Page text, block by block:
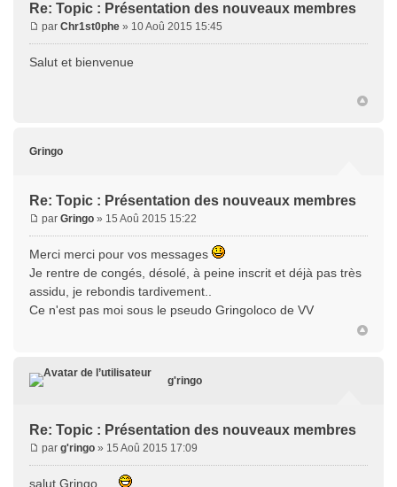
Re: Topic : Présentation des nouveaux membres
par Chr1st0phe » 10 Aoû 2015 15:45
Salut et bienvenue
Gringo
Re: Topic : Présentation des nouveaux membres
par Gringo » 15 Aoû 2015 15:22
Merci merci pour vos messages
Je rentre de congés, désolé, à peine inscrit et déjà pas très
assidu, je rebondis tardivement..
Ce n'est pas moi sous le pseudo Gringoloco de VV
g'ringo
Re: Topic : Présentation des nouveaux membres
par g'ringo » 15 Aoû 2015 17:09
salut Gringo.....